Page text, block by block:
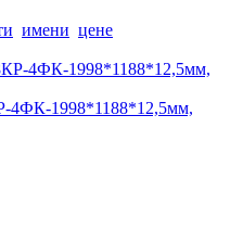
имени цене
4ФК-1998*1188*12,5мм,